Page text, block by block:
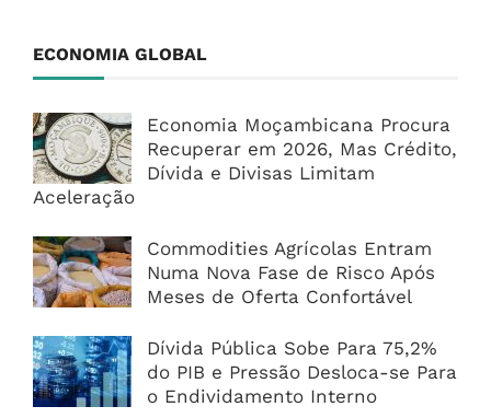
ECONOMIA GLOBAL
Economia Moçambicana Procura
Recuperar em 2026, Mas Crédito,
Dívida e Divisas Limitam
Aceleração
Commodities Agrícolas Entram
Numa Nova Fase de Risco Após
Meses de Oferta Confortável
Dívida Pública Sobe Para 75,2%
do PIB e Pressão Desloca-se Para
o Endividamento Interno